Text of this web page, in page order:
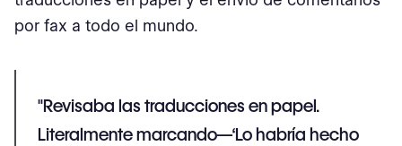
por fax a todo el mundo.
"Revisaba las traducciones en papel.
Literalmente marcando—‘Lo habría hecho